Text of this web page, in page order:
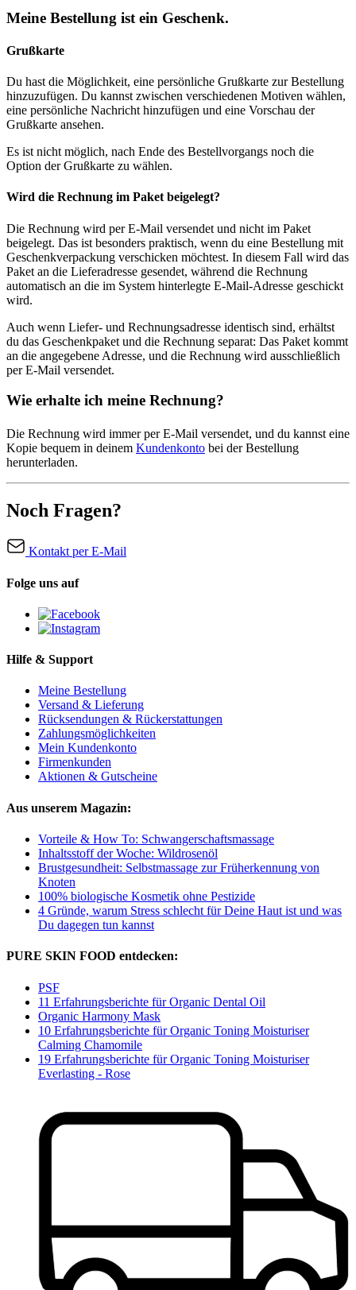
Meine Bestellung ist ein Geschenk.
Grußkarte
Du hast die Möglichkeit, eine persönliche Grußkarte zur Bestellung
hinzuzufügen. Du kannst zwischen verschiedenen Motiven wählen,
eine persönliche Nachricht hinzufügen und eine Vorschau der
Grußkarte ansehen.
Es ist nicht möglich, nach Ende des Bestellvorgangs noch die
Option der Grußkarte zu wählen.
Wird die Rechnung im Paket beigelegt?
Die Rechnung wird per E-Mail versendet und nicht im Paket
beigelegt. Das ist besonders praktisch, wenn du eine Bestellung mit
Geschenkverpackung verschicken möchtest. In diesem Fall wird das
Paket an die Lieferadresse gesendet, während die Rechnung
automatisch an die im System hinterlegte E-Mail-Adresse geschickt
wird.
Auch wenn Liefer- und Rechnungsadresse identisch sind, erhältst
du das Geschenkpaket und die Rechnung separat: Das Paket kommt
an die angegebene Adresse, und die Rechnung wird ausschließlich
per E-Mail versendet.
Wie erhalte ich meine Rechnung?
Die Rechnung wird immer per E-Mail versendet, und du kannst eine
Kopie bequem in deinem Kundenkonto bei der Bestellung
herunterladen.
Noch Fragen?
Kontakt per E-Mail
Folge uns auf
Hilfe & Support
Meine Bestellung
Versand & Lieferung
Rücksendungen & Rückerstattungen
Zahlungsmöglichkeiten
Mein Kundenkonto
Firmenkunden
Aktionen & Gutscheine
Aus unserem Magazin:
Vorteile & How To: Schwangerschafts­massage
Inhaltsstoff der Woche: Wildrosenöl
Brustgesundheit: Selbstmassage zur Früherkennung von
Knoten
100% biologische Kosmetik ohne Pestizide
4 Gründe, warum Stress schlecht für Deine Haut ist und was
Du dagegen tun kannst
PURE SKIN FOOD entdecken:
PSF
11 Erfahrungsberichte für Organic Dental Oil
Organic Harmony Mask
10 Erfahrungsberichte für Organic Toning Moisturiser
Calming Chamomile
19 Erfahrungsberichte für Organic Toning Moisturiser
Everlasting - Rose